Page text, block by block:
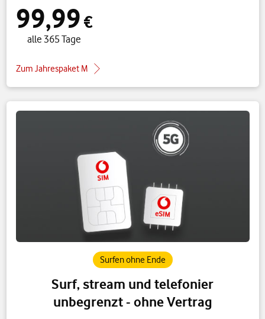
99,99 €
alle 365 Tage
Zum Jahrespaket M
Surf, stream und telefonier
unbegrenzt - ohne Vertrag
Surfen ohne Ende